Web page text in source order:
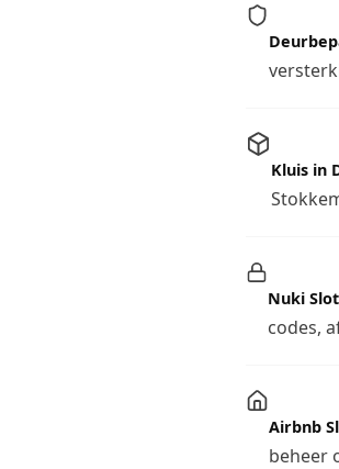
Kluis in
Nuki
codes,
Airbnb
beheer